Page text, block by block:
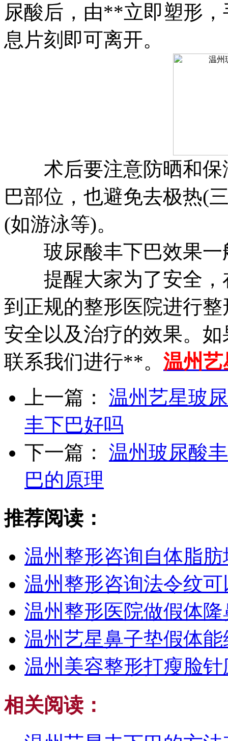
尿酸后，由**立即塑形
息片刻即可离开。
术后要注意防晒和保
巴部位，也避免去极热(
(如游泳等)。
玻尿酸丰下巴效果一
提醒大家为了安全，
到正规的整形医院进行
安全以及治疗的效果。
联系我们进行**。 温州
上一篇：
温州艺星玻
丰下巴好吗
下一篇：
温州玻尿酸
巴的原理
推荐阅读：
温州整形咨询自体脂
温州整形咨询法令纹
温州整形医院做假体
温州艺星鼻子垫假体
温州美容整形打瘦脸
相关阅读：